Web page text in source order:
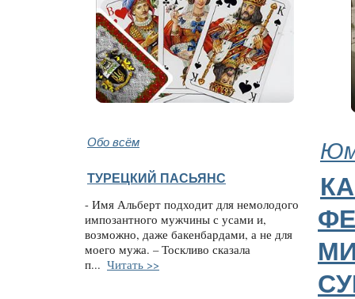
Обо всём
ТУРЕЦКИЙ ПАСЬЯНС
- Имя Альберт подходит для немолодого
импозантного мужчины с усами и,
возможно, даже бакенбардами, а не для
моего мужа. – Тоскливо сказала
п... Читать >>